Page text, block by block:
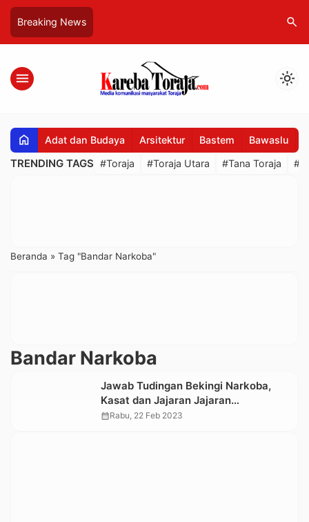
Breaking News search
menu light_mode
home Adat dan Budaya Arsitektur Bastem Bawaslu
TRENDING TAGS #Toraja #Toraja Utara #Tana Toraja
Beranda » Tag "Bandar Narkoba"
Bandar Narkoba
Jawab Tudingan Bekingi Narkoba,
Kasat dan Jajaran Jajaran
Satresnarkoba Polres Toraja Utara
calendar_monthRabu, 22 Feb 2023